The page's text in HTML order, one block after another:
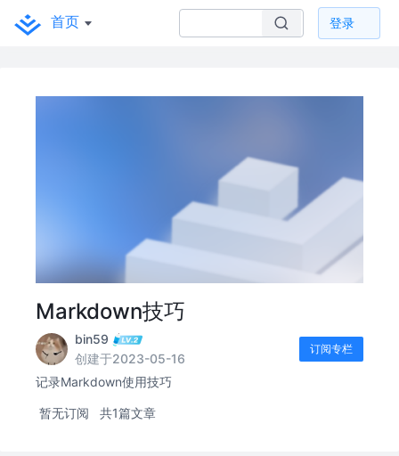
首页 登录
Markdown技巧
bin59
创建于2023-05-16
订阅专栏
记录Markdown使用技巧
暂无订阅 共1篇文章